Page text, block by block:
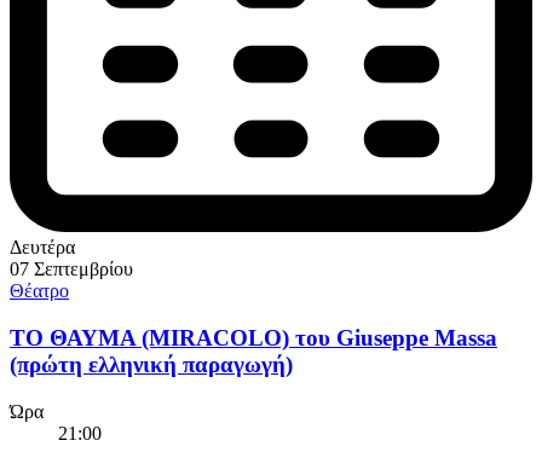
Δευτέρα
07 Σεπτεμβρίου
Θέατρο
ΤΟ ΘΑΥΜΑ (MIRACOLO) του Giuseppe Massa
(πρώτη ελληνική παραγωγή)
Ώρα
21:00